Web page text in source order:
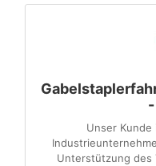
Unser
Unterstützung des